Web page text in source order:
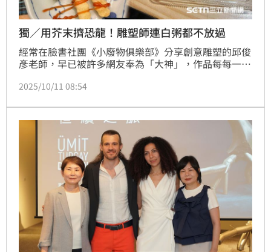
獨／用芥末擠恐龍！雕塑師連白粥都不放過
經常在臉書社團《小廢物俱樂部》分享創意雕塑的邱俊
彥老師，早已被許多網友奉為「大神」，作品每每一曝
生活中的各種小物轉化成引人注目的藝術品，甚至連食
乍現的創作，只用鮪魚泥和芥末，就「擠」出一隻造型
逼真的劍龍，該作品不僅展現他高超的技術與幽默感，
也在網路上掀起熱議，吸引上千網友按讚，驚嘆不已！
2025/10/11 08:54